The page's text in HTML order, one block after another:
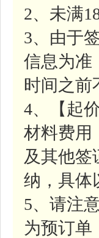
2、未满
3、由于
信息为准
时间之前
4、【起
材料费用
及其他签
纳，具体
5、请注
为预订单